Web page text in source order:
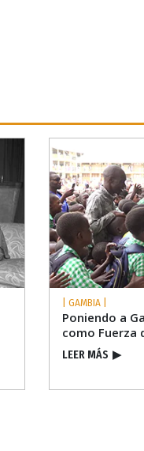
| GAMBIA |
Poniendo a
como Fuerza
LEER MÁS ▶